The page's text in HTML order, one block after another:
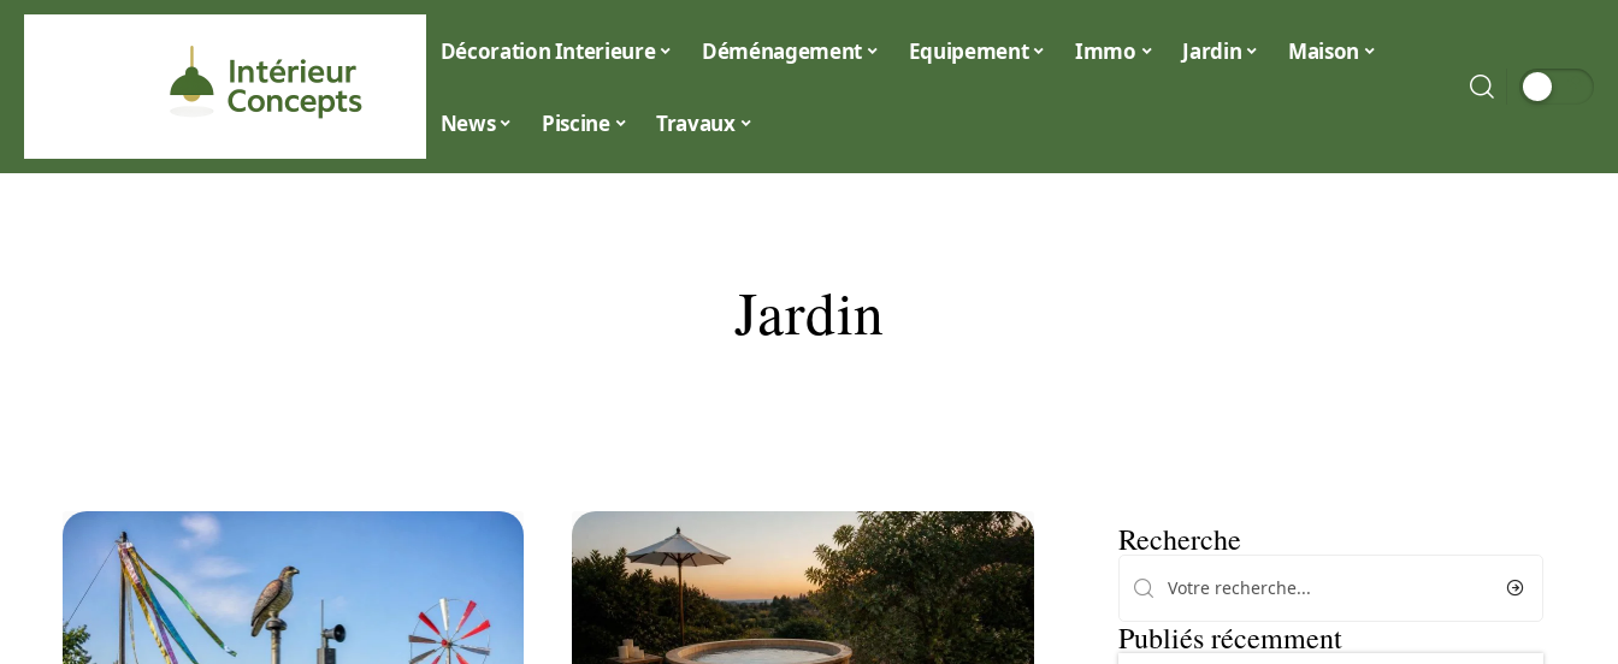
Décoration Interieure Déménagement Equipement Immo Jardin Maison
News Piscine Travaux
Jardin
Recherche
Publiés récemment